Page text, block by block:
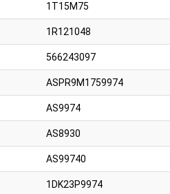
1T15M75
1R121048
566243097
ASPR9M1759974
AS9974
AS8930
AS99740
1DK23P9974